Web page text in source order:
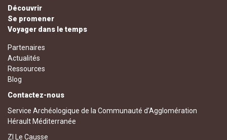
Découvrir
Se promener
Voyager dans le temps
Partenaires
Actualités
Ressources
Blog
Contactez-nous
Service Archéologique de la Communauté d’Agglomération
Hérault Méditerranée
ZI Le Causse